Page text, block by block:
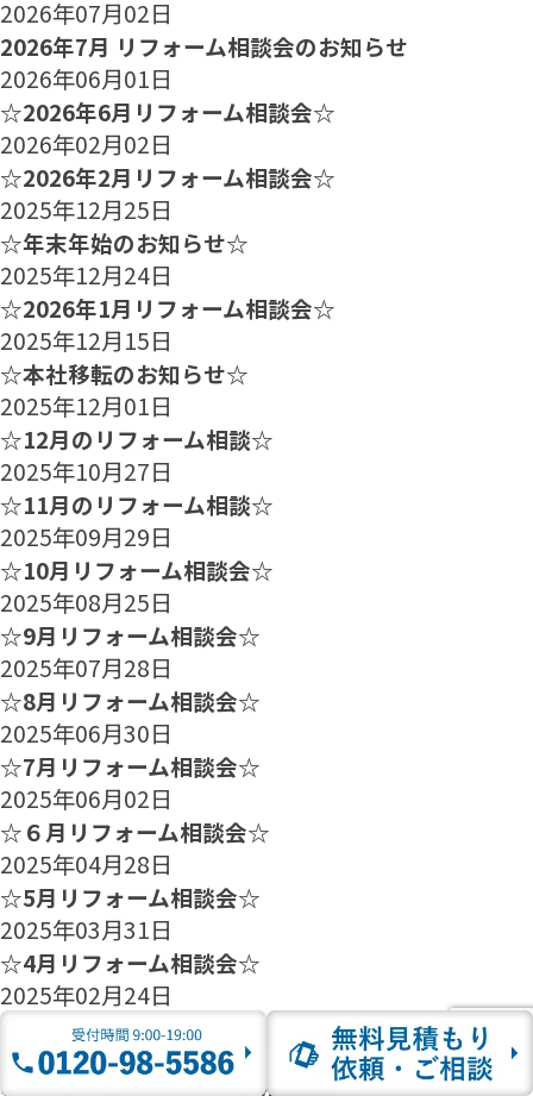
2026年07月02日
2026年7月 リフォーム相談会のお知らせ
2026年06月01日
☆2026年6月リフォーム相談会☆
2026年02月02日
☆2026年2月リフォーム相談会☆
2025年12月25日
☆年末年始のお知らせ☆
2025年12月24日
☆2026年1月リフォーム相談会☆
2025年12月15日
☆本社移転のお知らせ☆
2025年12月01日
☆12月のリフォーム相談☆
2025年10月27日
☆11月のリフォーム相談☆
2025年09月29日
☆10月リフォーム相談会☆
2025年08月25日
☆9月リフォーム相談会☆
2025年07月28日
☆8月リフォーム相談会☆
2025年06月30日
☆7月リフォーム相談会☆
2025年06月02日
☆６月リフォーム相談会☆
2025年04月28日
☆5月リフォーム相談会☆
2025年03月31日
☆4月リフォーム相談会☆
2025年02月24日
☆3月リフォーム相談会☆
2025年01月27日